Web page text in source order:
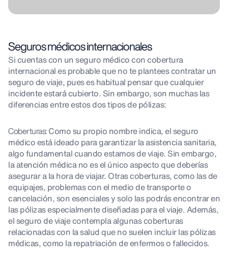
Seguros médicos internacionales
Si cuentas con un seguro médico con cobertura
internacional es probable que no te plantees contratar un
seguro de viaje, pues es habitual pensar que cualquier
incidente estará cubierto. Sin embargo, son muchas las
diferencias entre estos dos tipos de pólizas:
Coberturas:Como su propio nombre indica, el seguro
médico está ideado para garantizar la asistencia sanitaria,
algo fundamental cuando estamos de viaje. Sin embargo,
la atención médica no es el único aspecto que deberías
asegurar a la hora de viajar. Otras coberturas, como las de
equipajes, problemas con el medio de transporte o
cancelación, son esenciales y solo las podrás encontrar en
las pólizas especialmente diseñadas para el viaje. Además,
el seguro de viaje contempla algunas coberturas
relacionadas con la salud que no suelen incluir las pólizas
médicas, como la repatriación de enfermos o fallecidos.